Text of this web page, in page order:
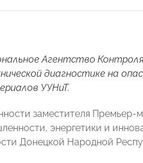
Агентство
диагностике на
УУНиТ.
заместителя Премьер-
энергетики и
Донецкой Народной